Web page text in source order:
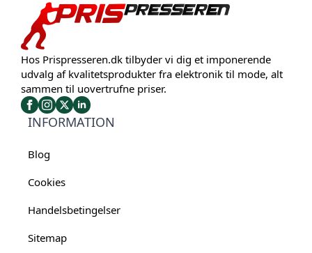
Hos Prispresseren.dk tilbyder vi dig et imponerende
udvalg af kvalitetsprodukter fra elektronik til mode, alt
sammen til uovertrufne priser.
INFORMATION
Blog
Cookies
Handelsbetingelser
Sitemap